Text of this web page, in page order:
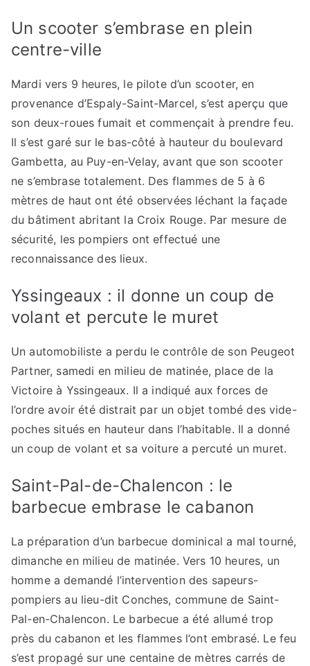
Un scooter s’embrase en plein
centre-ville
Mardi vers 9 heures, le pilote d’un scooter, en
provenance d’Espaly-Saint-Marcel, s’est aperçu que
son deux-roues fumait et commençait à prendre feu.
Il s’est garé sur le bas-côté à hauteur du boulevard
Gambetta, au Puy-en-Velay, avant que son scooter
ne s’embrase totalement. Des flammes de 5 à 6
mètres de haut ont été observées léchant la façade
du bâtiment abritant la Croix Rouge. Par mesure de
sécurité, les pompiers ont effectué une
reconnaissance des lieux.
Yssingeaux : il donne un coup de
volant et percute le muret
Un automobiliste a perdu le contrôle de son Peugeot
Partner, samedi en milieu de matinée, place de la
Victoire à Yssingeaux. Il a indiqué aux forces de
l’ordre avoir été distrait par un objet tombé des vide-
poches situés en hauteur dans l’habitable. Il a donné
un coup de volant et sa voiture a percuté un muret.
Saint-Pal-de-Chalencon : le
barbecue embrase le cabanon
La préparation d’un barbecue dominical a mal tourné,
dimanche en milieu de matinée. Vers 10 heures, un
homme a demandé l’intervention des sapeurs-
pompiers au lieu-dit Conches, commune de Saint-
Pal-en-Chalencon. Le barbecue a été allumé trop
près du cabanon et les flammes l’ont embrasé. Le feu
s’est propagé sur une centaine de mètres carrés de